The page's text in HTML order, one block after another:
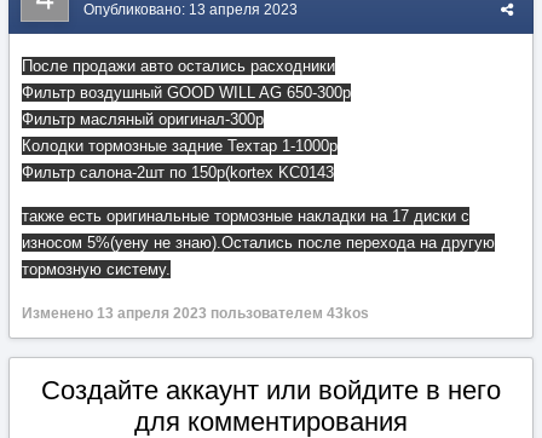
Опубликовано: 13 апреля 2023
После продажи авто остались расходники
Фильтр воздушный GOOD WILL AG 650-300p
Фильтр масляный оригинал-300р
Колодки тормозные задние Техтар 1-1000р
Фильтр салона-2шт по 150р(kortex KC0143
также есть оригинальные тормозные накладки на 17 диски с
износом 5%(уену не знаю).Остались после перехода на другую
тормозную систему.
Изменено 13 апреля 2023 пользователем 43kos
Создайте аккаунт или войдите в него
для комментирования